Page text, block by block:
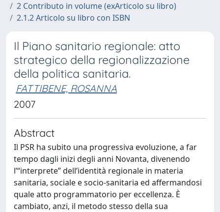
2 Contributo in volume (exArticolo su libro)
2.1.2 Articolo su libro con ISBN
Il Piano sanitario regionale: atto
strategico della regionalizzazione
della politica sanitaria.
FATTIBENE, ROSANNA
2007
Abstract
Il PSR ha subito una progressiva evoluzione, a far
tempo dagli inizi degli anni Novanta, divenendo
l’“interprete” dell’identità regionale in materia
sanitaria, sociale e socio-sanitaria ed affermandosi
quale atto programmatorio per eccellenza. È
cambiato, anzi, il metodo stesso della sua